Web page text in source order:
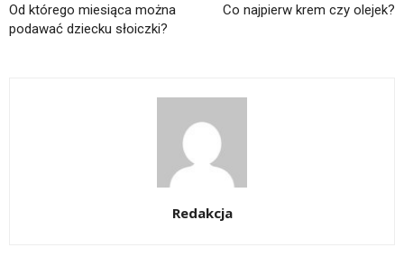
Od którego miesiąca można
podawać dziecku słoiczki?
Co najpierw krem czy olejek?
Redakcja